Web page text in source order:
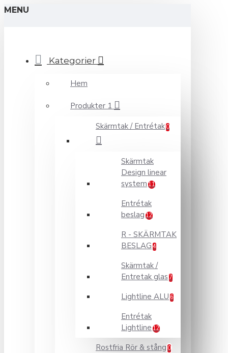
MENU
Kategorier
Hem
Produkter 1
Skärmtak / Entrétak 0
Skärmtak
Design linear
system 11
Entrétak
beslag 12
R - SKÄRMTAK
BESLAG 4
Skärmtak /
Entretak glas 7
Lightline ALU 6
Entrétak
Lightline 12
Rostfria Rör & stång 0